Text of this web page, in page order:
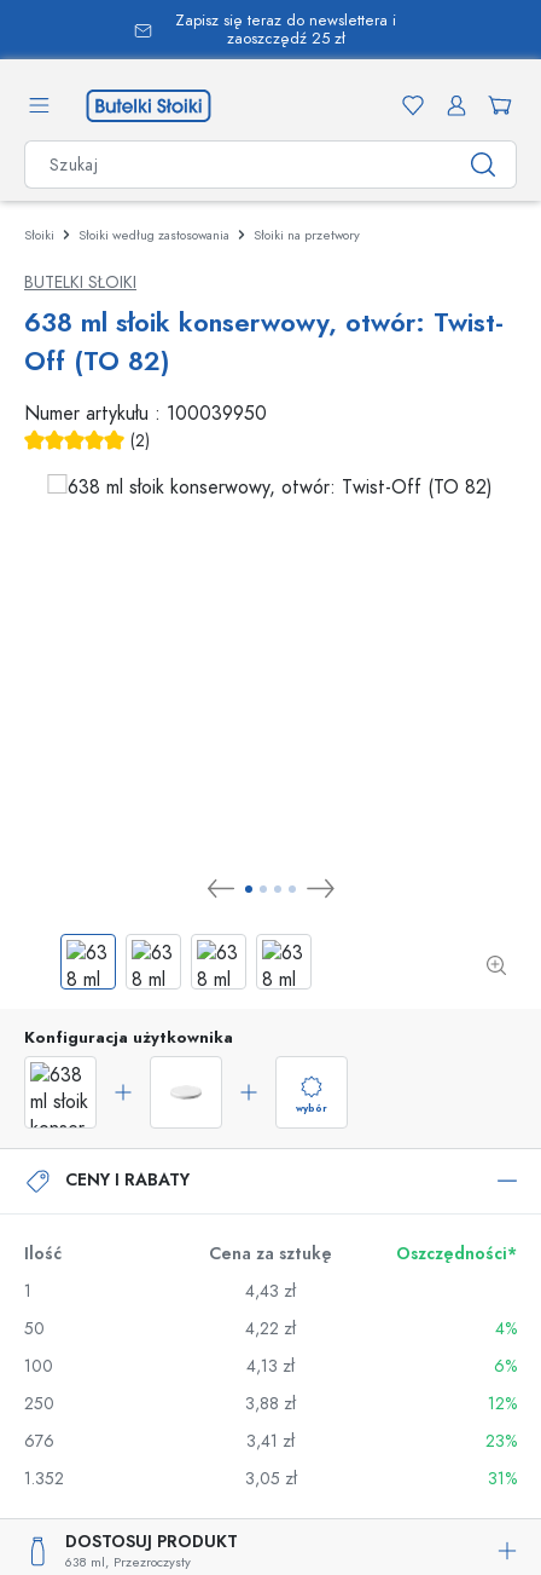
zawartości
Zapisz się teraz do newslettera i
zaoszczędź 25 zł
Słoiki Słoiki według zastosowania Słoiki na przetwory
BUTELKI SŁOIKI
638 ml słoik konserwowy, otwór: Twist-
Off (TO 82)
Numer artykułu : 100039950
(2)
Konfiguracja użytkownika
wybór
CENY I RABATY
Ilość Cena za sztukę
Oszczędności*
1
4,43 zł
50
4,22 zł
4%
100
4,13 zł
6%
250
3,88 zł
12%
676
3,41 zł
23%
1.352
3,05 zł 31%
DOSTOSUJ PRODUKT
638 ml, Przezroczysty